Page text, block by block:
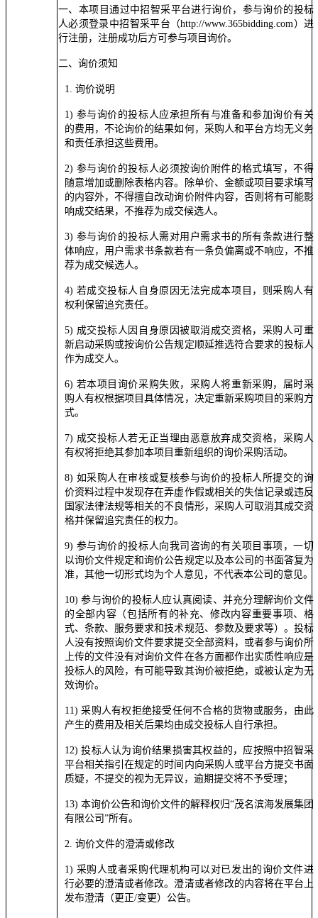
一、 本项目通过中招智采平台进行询价，参与询价的投标
人必须登录中招智采平台（http://www.365bidding.com）进
行注册，注册成功后方可参与项目询价。
二、 询价须知
1. 询价说明
1) 参与询价的投标人应承担所有与准备和参加询价有关
的费用，不论询价的结果如何，采购人和平台方均无义务
和责任承担这些费用。
2) 参与询价的投标人必须按询价附件的格式填写，不得
随意增加或删除表格内容。除单价、金额或项目要求填写
的内容外，不得擅自改动询价附件内容，否则将有可能影
响成交结果，不推荐为成交候选人。
3) 参与询价的投标人需对用户需求书的所有条款进行整
体响应，用户需求书条款若有一条负偏离或不响应，不推
荐为成交候选人。
4) 若成交投标人自身原因无法完成本项目，则采购人有
权利保留追究责任。
5) 成交投标人因自身原因被取消成交资格，采购人可重
新启动采购或按询价公告规定顺延推选符合要求的投标人
作为成交人。
6) 若本项目询价采购失败，采购人将重新采购，届时采
购人有权根据项目具体情况，决定重新采购项目的采购方
式。
7) 成交投标人若无正当理由恶意放弃成交资格，采购人
有权将拒绝其参加本项目重新组织的询价采购活动。
8) 如采购人在审核或复核参与询价的投标人所提交的询
价资料过程中发现存在弄虚作假或相关的失信记录或违反
国家法律法规等相关的不良情形，采购人可取消其成交资
格并保留追究责任的权力。
9) 参与询价的投标人向我司咨询的有关项目事项，一切
以询价文件规定和询价公告规定以及本公司的书面答复为
准，其他一切形式均为个人意见，不代表本公司的意见。
10) 参与询价的投标人应认真阅读、并充分理解询价文件
的全部内容（包括所有的补充、修改内容重要事项、格
式、条款、服务要求和技术规范、参数及要求等）。投标
人没有按照询价文件要求提交全部资料，或者参与询价所
上传的文件没有对询价文件在各方面都作出实质性响应是
投标人的风险，有可能导致其询价被拒绝，或被认定为无
效询价。
11) 采购人有权拒绝接受任何不合格的货物或服务，由此
产生的费用及相关后果均由成交投标人自行承担。
12) 投标人认为询价结果损害其权益的，应按照中招智采
平台相关指引在规定的时间内向采购人或平台方提交书面
质疑，不提交的视为无异议，逾期提交将不予受理；
13) 本询价公告和询价文件的解释权归“茂名滨海发展集团
有限公司 ”所有。
2. 询价文件的澄清或修改
1) 采购人或者采购代理机构可以对已发出的询价文件进
行必要的澄清或者修改。澄清或者修改的内容将在平台上
发布澄清（更正/变更）公告。